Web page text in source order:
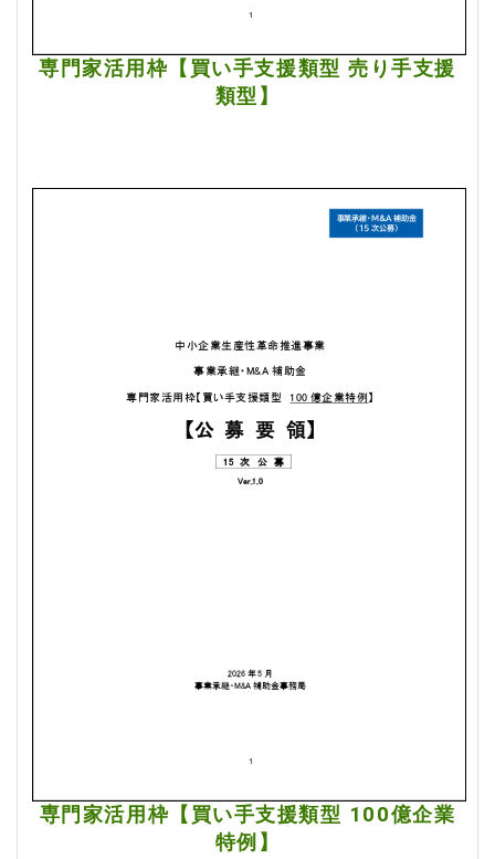
専門家活用枠【買い手支援類型 売り手支援
類型】
専門家活用枠【買い手支援類型 100億企業
特例】